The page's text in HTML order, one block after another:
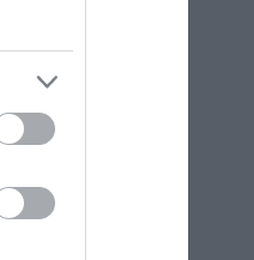
σε μαγευτικό
| 15:45
πληρώνονται
και αύριο